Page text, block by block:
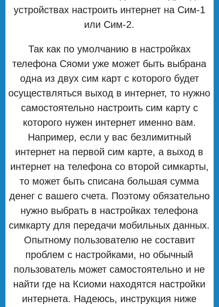
устройствах настроить интернет на Сим-1
или Сим-2.
Так как по умолчанию в настройках
телефона Сяоми уже может быть выбрана
одна из двух сим карт с которого будет
осуществляться выход в интернет, то нужно
самостоятельно настроить сим карту с
которого нужен интернет именно вам.
Например, если у вас безлимитный
интернет на первой сим карте, а выход в
интернет на телефона со второй симкарты,
то может быть списана большая сумма
денег с вашего счета. Поэтому обязательно
нужно выбрать в настройках телефона
симкарту для передачи мобильных данных.
Опытному пользователю не составит
проблем с настройками, но обычный
пользователь может самостоятельно и не
найти где на Ксиоми находятся настройки
интернета. Надеюсь, инструкция ниже